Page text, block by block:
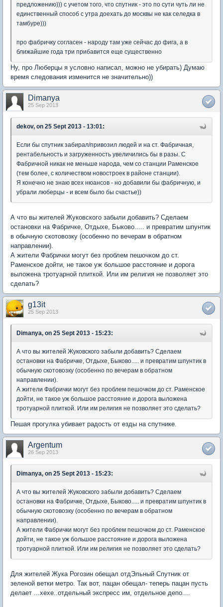
предложению))) с учетом того, что спутник - это по сути чуть ли не
единственный способ с утра доехать до москвы не как селедка в
тамбуре)))
про фабричку согласен - народу там уже сейчас до фига, а в
ближайшие года три прибавится еще существенно
Ну, про Люберцы я условно написал, можно не убирать) Думаю
время следования изменится не значительно))
Dimanya
25 Sep 2013
dekov, on 25 Sept 2013 - 13:01:
Если бы спутник забирал/привозил людей и на ст. Фабричная,
рентабельность и загруженность увеличились бы в разы. С
Фабричной никак не меньше народа, чем со станции Раменское
(тем более, с количеством новостроек в районе станции).
Я конечно не знаю всех нюансов - но добавили бы фабричную, и
убрали люберцы - и всем было бы счастье))
А что вы жителей Жуковского забыли добавить? Сделаем
остановки на Фабричке, Отдыхе, Быково..... и превратим шпунтик
в обычную скотовозку (особенно по вечерам в обратном
направлении).
А жители Фабрички могут без проблем пешочком до ст.
Раменское дойти, не такое уж большое расстояние и дорога
выложена тротуарной плиткой. Или им религия не позволяет это
сделать?
g13it
25 Sep 2013
Dimanya, on 25 Sept 2013 - 15:23:
А что вы жителей Жуковского забыли добавить? Сделаем
остановки на Фабричке, Отдыхе, Быково..... и превратим шпунтик в
обычную скотовозку (особенно по вечерам в обратном
направлении).
А жители Фабрички могут без проблем пешочком до ст. Раменское
дойти, не такое уж большое расстояние и дорога выложена
тротуарной плиткой. Или им религия не позволяет это сделать?
Пешая прогулка убивает радость от езды на спутнике.
Argentum
26 Sep 2013
Dimanya, on 25 Sept 2013 - 15:23:
А что вы жителей Жуковского забыли добавить? Сделаем
остановки на Фабричке, Отдыхе, Быково..... и превратим шпунтик в
обычную скотовозку (особенно по вечерам в обратном
направлении).
А жители Фабрички могут без проблем пешочком до ст. Раменское
дойти, не такое уж большое расстояние и дорога выложена
тротуарной плиткой. Или им религия не позволяет это сделать?
Для жителей Жука Рогозин обещал отдЭльный Спутник от
зеленой ветки метро. Так вот, пацан обещал- теперь пацан пусть
делает ...хехе..отдельный экспресс им, отдельное депо....